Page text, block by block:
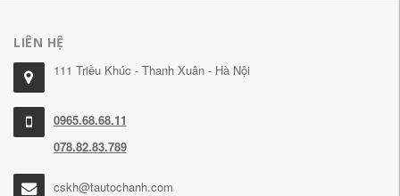
LIÊN HỆ
111 Triều Khúc - Thanh Xuân - Hà Nội
0965.68.68.11
078.82.83.789
cskh@tautochanh.com